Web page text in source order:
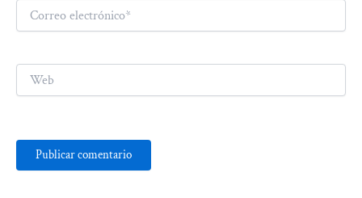
Correo
electrónico*
Web